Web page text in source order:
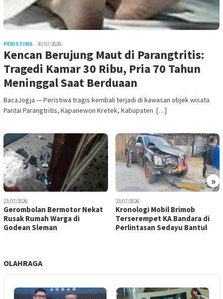
PERISTIWA 30/07/2026
Kencan Berujung Maut di Parangtritis:
Tragedi Kamar 30 Ribu, Pria 70 Tahun
Meninggal Saat Berduaan
BacaJogja — Peristiwa tragis kembali terjadi di kawasan objek wisata
Pantai Parangtritis, Kapanewon Kretek, Kabupaten […]
« »
23/07/2026
Gerombolan Bermotor Nekat
Rusak Rumah Warga di
Godean Sleman
23/07/2026
Kronologi Mobil Brimob
Terserempet KA Bandara di
Perlintasan Sedayu Bantul
OLAHRAGA